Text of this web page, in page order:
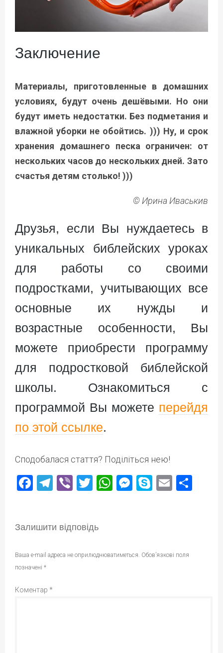
Заключение
Материалы, приготовленные в домашних
условиях, будут очень дешёвыми. Но они
будут иметь недостатки. Без подметания и
влажной уборки не обойтись. ))) Ну, и срок
хранения домашнего песка ограничен: от
нескольких часов до нескольких дней. Зато
счастья детям столько! )))
© Ирина Иваськив
Друзья, если Вы нуждаетесь в
уникальных библейских уроках
для работы со своими
подростками, учитывающих все
основные их нужды и
возрастные особенности, Вы
можете приобрести программу
для подростковой библейской
школы. Ознакомиться с
программой Вы можете перейдя
по этой ссылке.
Сподобалася стаття? Поділіться нею!
Facebook
Telegram
ViberTwitter
WhatsApp
Messenger
Skype
Email
Залишити відповідь
Ваша e-mail адреса не оприлюднюватиметься. Обов’язкові поля
позначені *
Коментар *